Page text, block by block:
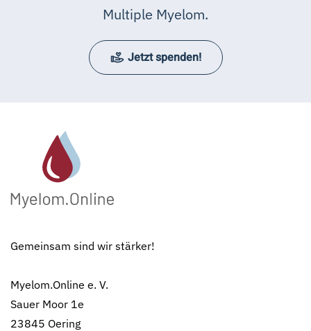
Multiple Myelom.
Jetzt spenden!
Gemeinsam sind wir stärker!
Myelom.Online e. V.
Sauer Moor 1e
23845 Oering